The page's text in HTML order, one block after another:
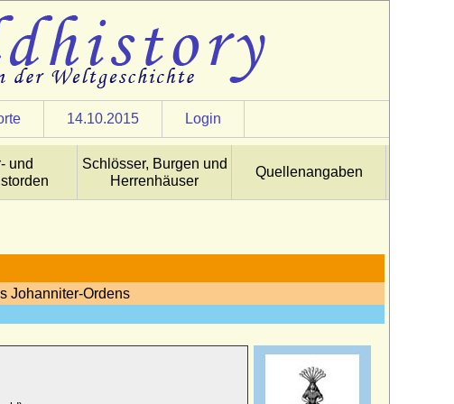
14.10.2015 Login
und
Schlösser, Burgen und
Herrenhäuser
Quellenangaben
Johanniter-Ordens